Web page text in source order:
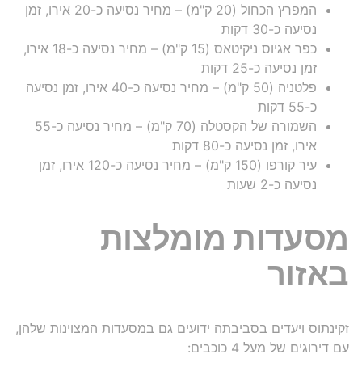
המפרץ הכחול (20 ק"מ) – מחיר נסיעה כ-20 אירו, זמן
נסיעה כ-30 דקות
כפר אגיוס ניקיטאס (15 ק"מ) – מחיר נסיעה כ-18 אירו,
זמן נסיעה כ-25 דקות
פלטניה (50 ק"מ) – מחיר נסיעה כ-40 אירו, זמן נסיעה
כ-55 דקות
השמורה של הקסטלה (70 ק"מ) – מחיר נסיעה כ-55
אירו, זמן נסיעה כ-80 דקות
עיר קורפו (150 ק"מ) – מחיר נסיעה כ-120 אירו, זמן
נסיעה כ-2 שעות
מסעדות מומלצות
באזור
זקינתוס ויעדים בסביבתה ידועים גם במסעדות המצוינות שלהן,
עם דירוגים של מעל 4 כוכבים: